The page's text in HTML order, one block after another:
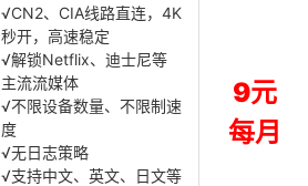
√CN2、CIA线路直连，4K
秒开，高速稳定
√解锁Netflix、迪士尼等
主流流媒体
√不限设备数量、不限制速
度
√无日志策略
√支持中文、英文、日文等
9元
每月